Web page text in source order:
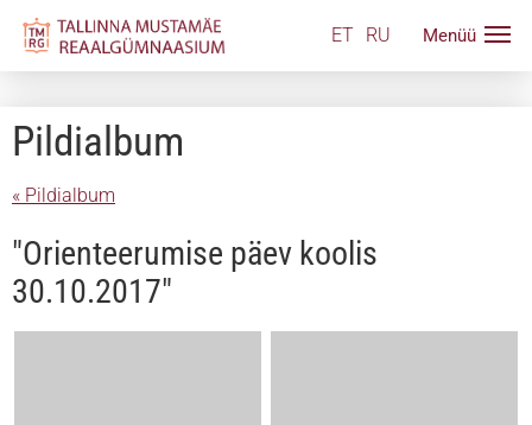
ET RU
Pildialbum
« Pildialbum
"Orienteerumise päev koolis
30.10.2017"